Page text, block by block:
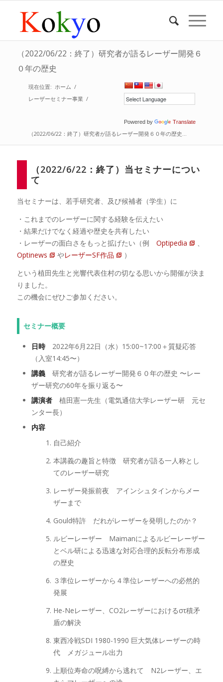
（2022/06/22：終了）研究者が語るレーザー開発６
０年の歴史
Powered by Translate
現在位置: ホーム /
レーザーセミナー事業 /
（2022/06/22：終了）研究者が語るレーザー開発６０年の歴史...
（2022/6/22：終了）当セミナーについ
て
当セミナーは、若手研究者、及び候補者（学生）に
・これまでのレーザーに関する経験を伝えたい
・結果だけでなく経過や歴史を共有したい
・レーザーの面白さをもっと拡げたい（例 Optipedia
Optinews
やレーザーSF作品
）
という植田先生と光響代表住村の切なる思いから開催が決ま
りました。
この機会にぜひご参加ください。
セミナー概要
日時2022年6月22日（水）15:00~17:00＋質疑応答
（入室14:45〜）
講義研究者が語るレーザー開発６０年の歴史 〜レー
ザー研究の60年を振り返る〜
講演者植田憲一先生（電気通信大学レーザー研 元セ
ンター長）
内容
自己紹介
本講義の趣旨と特徴 研究者が語る一人称とし
てのレーザー研究
レーザー発振前夜 アインシュタインからメー
ザーまで
Gould特許 だれがレーザーを発明したのか？
ルビーレーザー Maimanによるルビーレーザー
とベル研による迅速な対応合理的反転分布形成
の歴史
３準位レーザーから４準位レーザーへの必然的
発展
He-Neレーザー、CO2レーザーにおけるστ積矛
盾の解決
東西冷戦SDI 1980-1990 巨大気体レーザーの時
代 メガジュール出力
上順位寿命の呪縛から逃れて N2レーザー、エ